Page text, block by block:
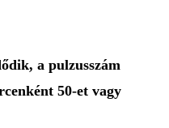
a pulzusszám
50-et vagy